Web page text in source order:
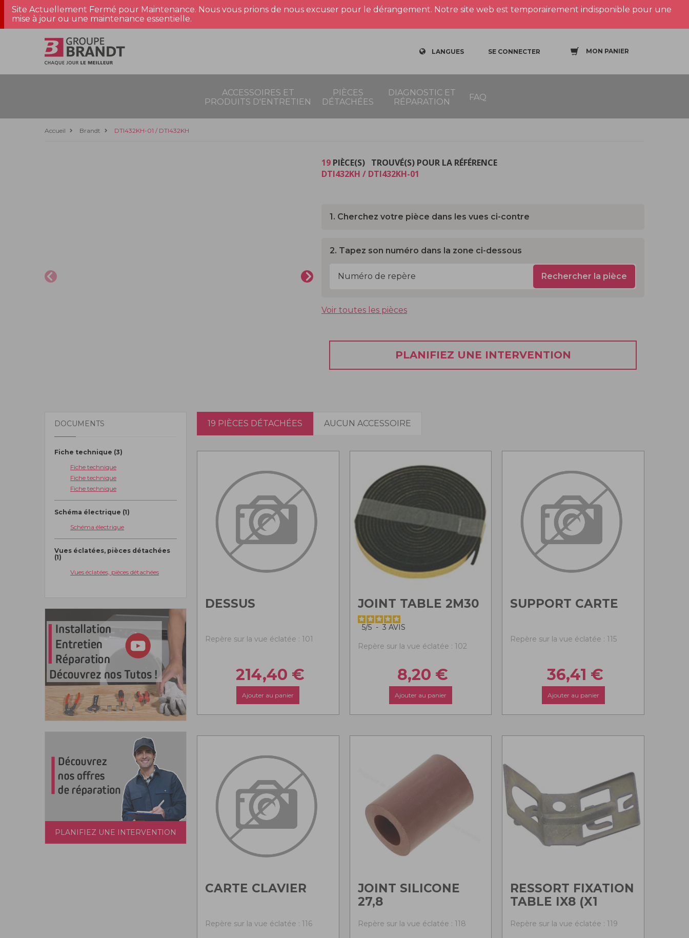
Site Actuellement Fermé pour Maintenance. Nous vous prions de nous excuser pour le dérangement. Notre site web est temporairement indisponible pour une
mise à jour ou une maintenance essentielle.
LANGUES SE CONNECTER MON PANIER
ACCESSOIRES ET
PRODUITS D'ENTRETIEN
PIÈCES
DÉTACHÉES
DIAGNOSTIC ET
RÉPARATION
FAQ
Accueil Brandt DTI432KH-01 / DTI432KH
19 PIÈCE(S) TROUVÉ(S) POUR LA RÉFÉRENCE
DTI432KH / DTI432KH-01
1. Cherchez votre pièce dans les vues ci-contre
2. Tapez son numéro dans la zone ci-dessous
Rechercher la pièce
Voir toutes les pièces
PLANIFIEZ UNE INTERVENTION
DOCUMENTS
Fiche technique (3)
Fiche technique
Fiche technique
Fiche technique
Schéma électrique (1)
Schéma électrique
Vues éclatées, pièces détachées
(1)
Vues éclatées, pièces détachées
PLANIFIEZ UNE INTERVENTION
19 PIÈCES DÉTACHÉES AUCUN ACCESSOIRE
DESSUS
Repère sur la vue éclatée : 101
214,40 €
Ajouter au panier
JOINT TABLE 2M30
5/5 - 3 AVIS
Repère sur la vue éclatée : 102
8,20 €
Ajouter au panier
SUPPORT CARTE
Repère sur la vue éclatée : 115
36,41 €
Ajouter au panier
CARTE CLAVIER
Repère sur la vue éclatée : 116
JOINT SILICONE
27,8
Repère sur la vue éclatée : 118
RESSORT FIXATION
TABLE IX8 (X1
Repère sur la vue éclatée : 119